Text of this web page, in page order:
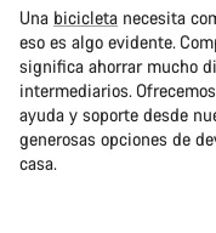
Una bicicleta necesita
eso es algo evidente.
significa ahorrar mucho
intermediarios.
ayuda y soporte desde
generosas opciones de
casa.